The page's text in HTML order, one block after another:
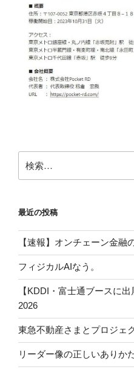
索:
最近の投稿
【速報】オンチェーン金融
フィジカルAIなう。
【KDDI・富士通ブースに
2026
東急不動産さまとプロジェ
リーダー像の正しいありか